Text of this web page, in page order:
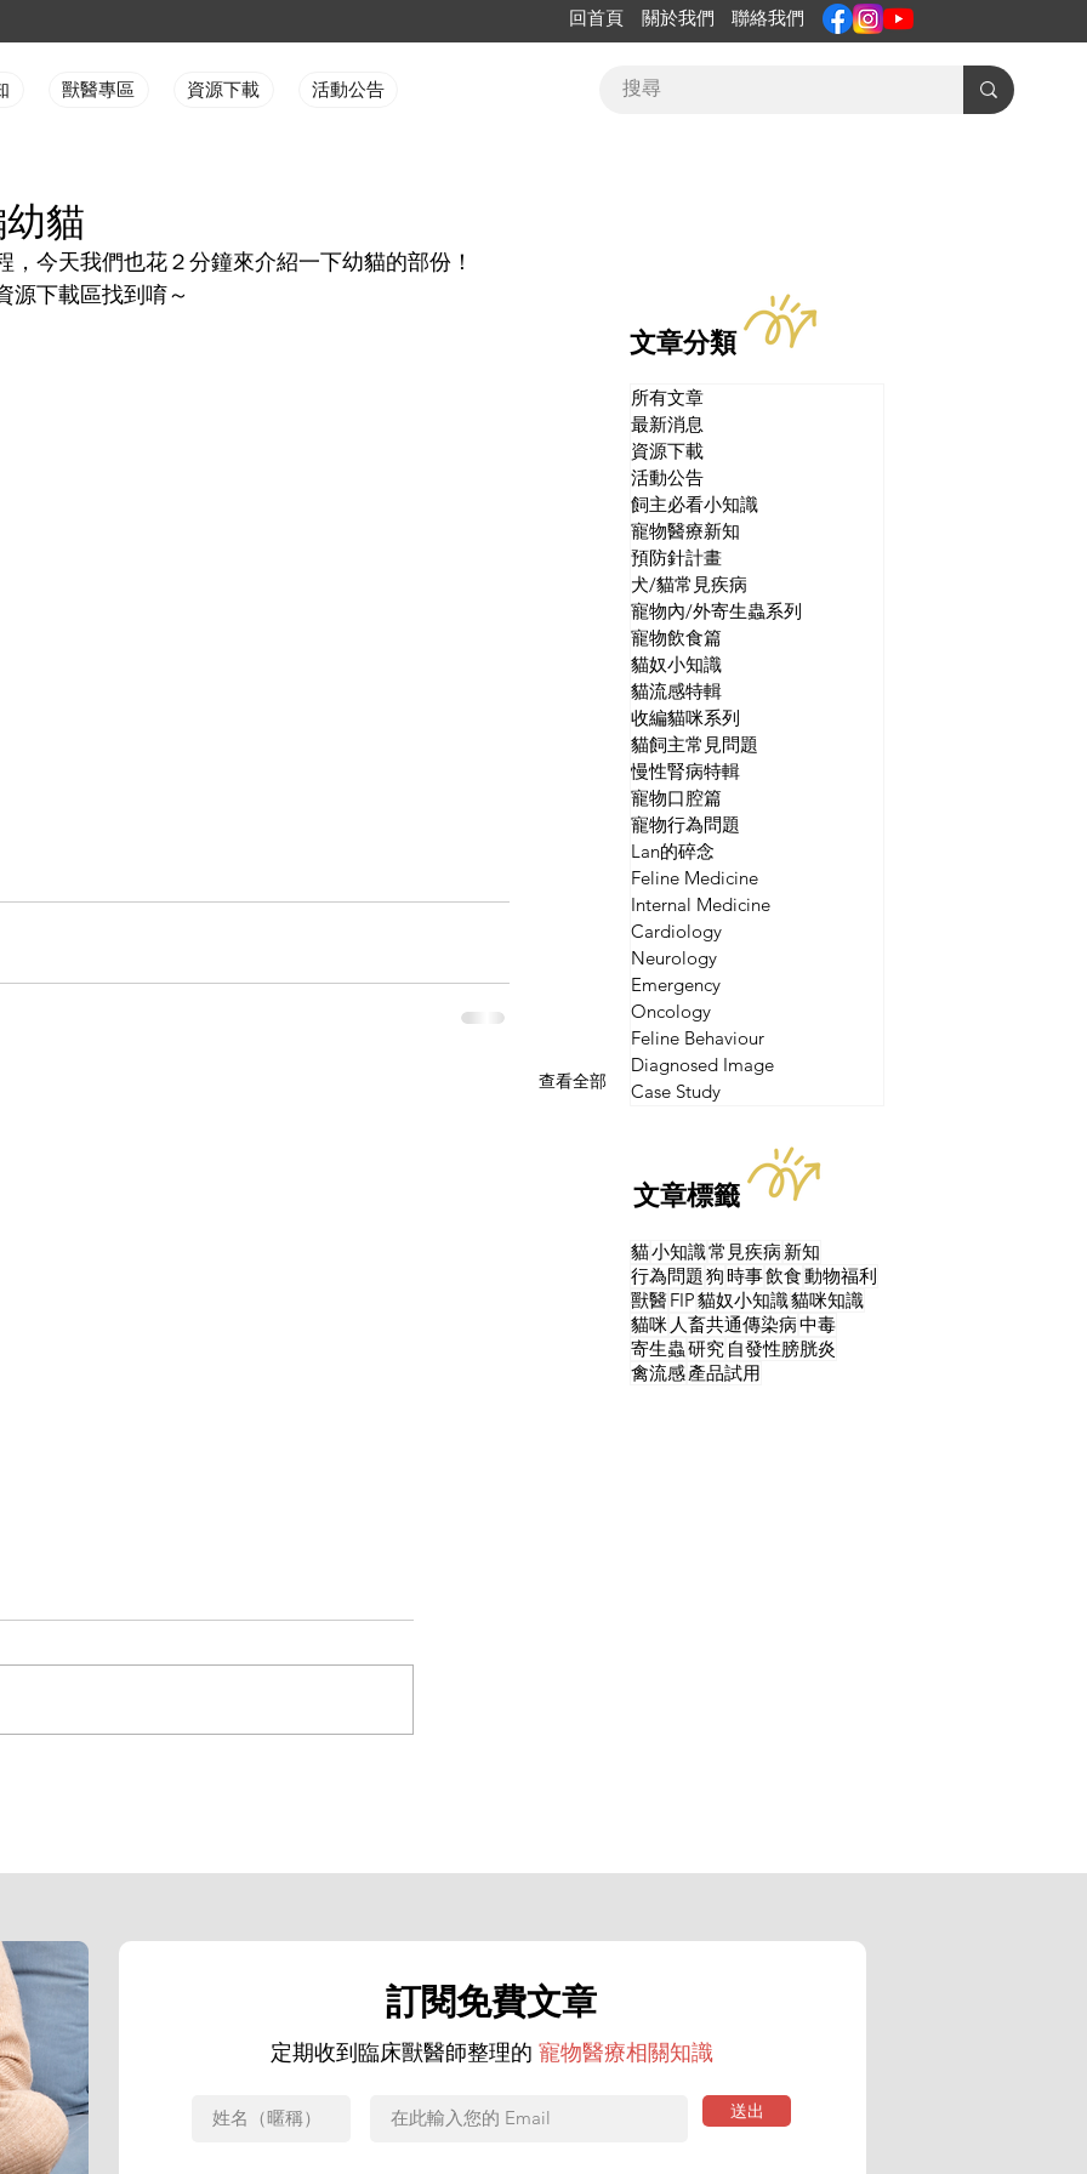
回首頁 關於我們 聯絡我們
獸醫專區 資源下載 活動公告
貓
，今天我們也花２分鐘來介紹一下幼貓的部份！
源下載區找到唷～
查看全部
文章分類
所有文章
最新消息
資源下載
活動公告
飼主必看小知識
寵物醫療新知
預防針計畫
犬/貓常見疾病
寵物內/外寄生蟲系列
寵物飲食篇
貓奴小知識
貓流感特輯
收編貓咪系列
貓飼主常見問題
慢性腎病特輯
寵物口腔篇
寵物行為問題
Lan的碎念
Feline Medicine
Internal Medicine
Cardiology
Neurology
Emergency
Oncology
Feline Behaviour
Diagnosed Image
Case Study
文章標籤
貓小知識常見疾病 新知
行為問題狗時事飲食動物福利
獸醫FIP貓奴小知識貓咪知識
貓咪 人畜共通傳染病中毒
寄生蟲研究 自發性膀胱炎
禽流感產品試用
訂閱免費文章
定期收到臨床獸醫師整理的 寵物醫療相關知識
送出